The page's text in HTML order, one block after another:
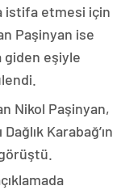
istifa etmesi için
Paşinyan ise
giden eşiyle
Nikol Paşinyan,
Karabağ’ın